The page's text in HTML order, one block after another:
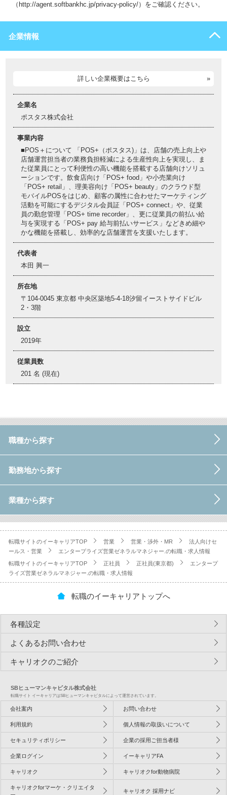
（http://agent.softbankhc.jp/privacy-policy/）をご確認ください。
企業情報
詳しい企業概要はこちら
企業名
ポスタス株式会社
事業内容
■POS＋について 「POS+（ポスタス)」は、店舗の売上向上や
店舗運営担当者の業務負担軽減による生産性向上を実現し、ま
た従業員にとって利便性の高い機能を搭載する店舗向けソリュ
ーションです。飲食店向け「POS+ food」や小売業向け
「POS+ retail」、理美容向け「POS+ beauty」のクラウド型
モバイルPOSをはじめ、顧客の属性に合わせたマーケティング
活動を可能にするデジタル会員証「POS+ connect」や、従業
員の勤怠管理「POS+ time recorder」、更に従業員の前払い給
与を実現する「POS+ pay 給与前払いサービス」などきめ細や
かな機能を搭載し、効率的な店舗運営を支援いたします。
代表者
本田 興一
所在地
〒104-0045 東京都 中央区築地5-4-18汐留イーストサイドビル
2・3階
設立
2019年
従業員数
201 名 (現在)
職種から探す
勤務地から探す
業種から探す
転職サイトのイーキャリアTOP 営業 営業・渉外・MR
法人向けセ
ールス・営業
エンタープライズ営業ゼネラルマネジャー.の転職・求人情報
転職サイトのイーキャリアTOP 正社員 正社員(東京都)
エンタープ
ライズ営業ゼネラルマネジャー.の転職・求人情報
転職のイーキャリアトップへ
各種設定
よくあるお問い合わせ
キャリオクのご紹介
SBヒューマンキャピタル株式会社
転職サイト イーキャリアはSBヒューマンキャピタルによって運営されています。
会社案内 お問い合わせ
利用規約 個人情報の取扱いについて
セキュリティポリシー 企業の採用ご担当者様
企業ログイン イーキャリアFA
キャリオク キャリオクfor動物病院
キャリオクforマーケ・クリエイタ
キャリオク 採用ナビ